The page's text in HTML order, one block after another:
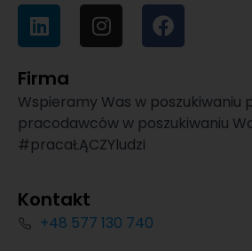
Firma
Wspieramy Was w poszukiwaniu
pracodawców w poszukiwaniu
#pracaŁĄCZYludzi
Kontakt
+48 577 130 740